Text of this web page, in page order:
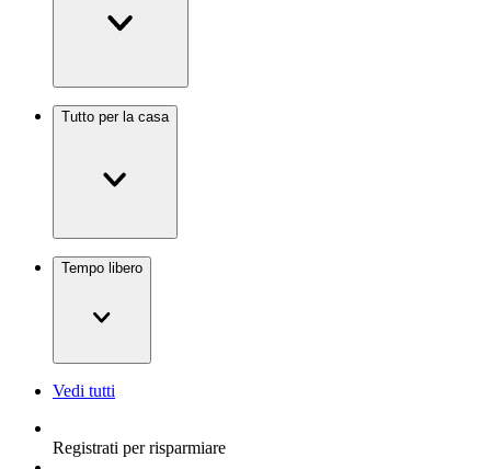
Tutto per la casa
Tempo libero
Vedi tutti
Registrati per risparmiare